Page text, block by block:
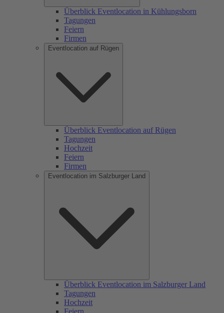
Überblick Eventlocation in Kühlungsborn
Tagungen
Feiern
Firmen
Eventlocation auf Rügen
Überblick Eventlocation auf Rügen
Tagungen
Hochzeit
Feiern
Firmen
Eventlocation im Salzburger Land
Überblick Eventlocation im Salzburger Land
Tagungen
Hochzeit
Feiern